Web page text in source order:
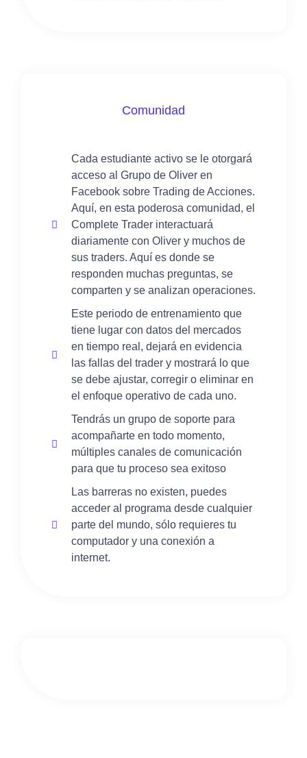
Comunidad
Cada estudiante activo se le otorgará
acceso al Grupo de Oliver en
Facebook sobre Trading de Acciones.
Aquí, en esta poderosa comunidad, el
Complete Trader interactuará
diariamente con Oliver y muchos de
sus traders. Aquí es donde se
responden muchas preguntas, se
comparten y se analizan operaciones.
Este periodo de entrenamiento que
tiene lugar con datos del mercados
en tiempo real, dejará en evidencia
las fallas del trader y mostrará lo que
se debe ajustar, corregir o eliminar en
el enfoque operativo de cada uno.
Tendrás un grupo de soporte para
acompañarte en todo momento,
múltiples canales de comunicación
para que tu proceso sea exitoso
Las barreras no existen, puedes
acceder al programa desde cualquier
parte del mundo, sólo requieres tu
computador y una conexión a
internet.